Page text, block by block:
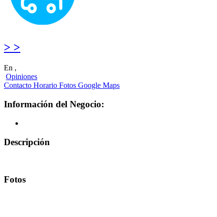
> >
En ,
Opiniones
Contacto Horario Fotos Google Maps
Información del Negocio:
Descripción
Fotos